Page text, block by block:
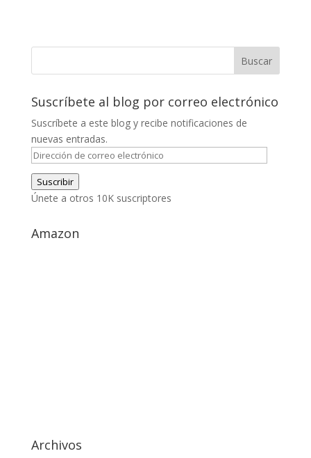
Suscríbete al blog por correo electrónico
Suscríbete a este blog y recibe notificaciones de
nuevas entradas.
Dirección
de
correo
electrónico
Suscribir
Únete a otros 10K suscriptores
Amazon
Archivos